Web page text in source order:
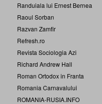
Randuiala lui Ernest Bernea
Raoul Sorban
Razvan Zamfir
Refresh.ro
Revista Sociologia Azi
Richard Andrew Hall
Roman Ortodox in Franta
Romania Carnavalului
ROMANIA-RUSIA.INFO